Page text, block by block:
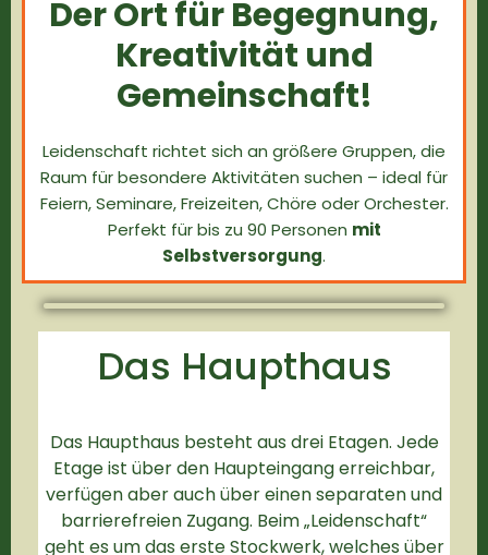
Der Ort für Begegnung,
Kreativität und
Gemeinschaft!
Leidenschaft richtet sich an größere Gruppen, die
Raum für besondere Aktivitäten suchen – ideal für
Feiern, Seminare, Freizeiten, Chöre oder Orchester.
Perfekt für bis zu 90 Personen mit
Selbstversorgung.
Das Haupthaus
Das Haupthaus besteht aus drei Etagen. Jede
Etage ist über den Haupteingang erreichbar,
verfügen aber auch über einen separaten und
barrierefreien Zugang. Beim „Leidenschaft“
geht es um das erste Stockwerk, welches über